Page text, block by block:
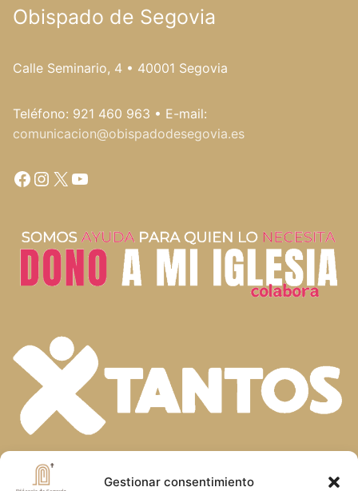
Gestionar consentimiento
Obispado de Segovia
Calle Seminario, 4 • 40001 Segovia
Teléfono: 921 460 963 • E-mail:
comunicacion@obispadodesegovia.es
Facebook
Instagram
X YouTube
En la diversidad de dones que el Espíritu